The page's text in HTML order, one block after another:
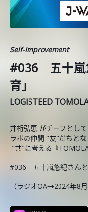
Self-Improvement
#036 五十嵐
育」
LOGISTEED
井桁弘恵 がチーフとして
ラボの仲間 "友"だちと
"共"に考える『
#036 五十嵐悠紀さんと
（ラジオOA→2024年8月